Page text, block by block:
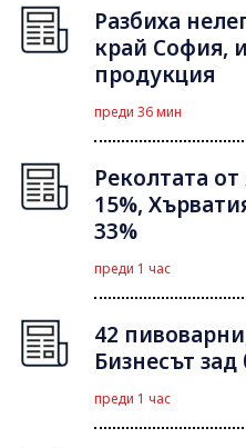
Разбиха
край София,
продукция
преди 36 мин
Реколтата
15%,
33%
преди 1 час
42
Бизнесът
преди 1 час